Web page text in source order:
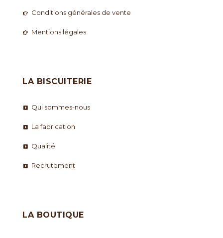
Conditions générales de vente
Mentions légales
LA BISCUITERIE
Qui sommes-nous
La fabrication
Qualité
Recrutement
LA BOUTIQUE